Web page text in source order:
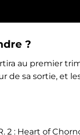
?
au premier
de sa sortie, et
2 : Heart of